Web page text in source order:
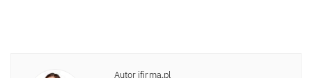
Autor ifirma.pl